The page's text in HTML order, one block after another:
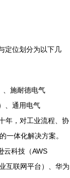
定位划分为以下几
、施耐德电气
、通用电气
年，对工业流程、协
一体化解决方案。
云科技（AWS
互联网平台）、华为